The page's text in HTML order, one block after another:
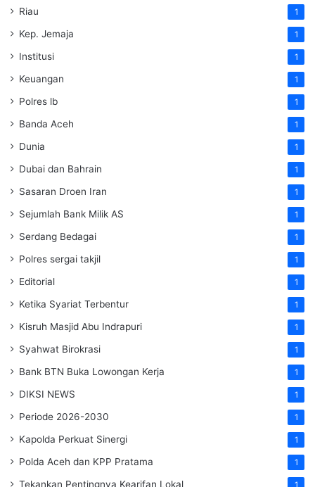
Riau 1
Kep. Jemaja 1
Institusi 1
Keuangan 1
Polres lb 1
Banda Aceh 1
Dunia 1
Dubai dan Bahrain 1
Sasaran Droen Iran 1
Sejumlah Bank Milik AS 1
Serdang Bedagai 1
Polres sergai takjil 1
Editorial 1
Ketika Syariat Terbentur 1
Kisruh Masjid Abu Indrapuri 1
Syahwat Birokrasi 1
Bank BTN Buka Lowongan Kerja 1
DIKSI NEWS 1
Periode 2026-2030 1
Kapolda Perkuat Sinergi 1
Polda Aceh dan KPP Pratama 1
Tekankan Pentingnya Kearifan Lokal 1